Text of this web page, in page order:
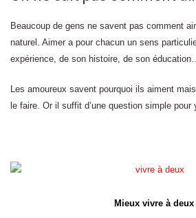
Beaucoup de gens ne savent pas comment
naturel. Aimer a pour chacun un sens
expérience, de son histoire, de son
Les amoureux savent pourquoi ils aiment
le faire. Or il suffit d’une question simple pour
Mieux vivre à deux